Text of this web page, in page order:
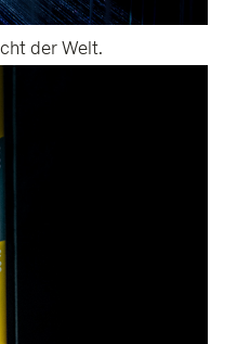
der Welt.